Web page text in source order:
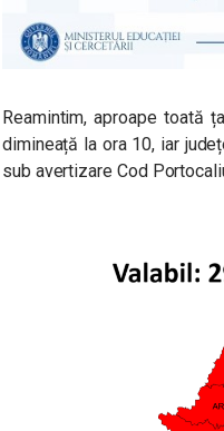
Reamintim, aproape toată
dimineață la ora 10, iar
sub avertizare Cod